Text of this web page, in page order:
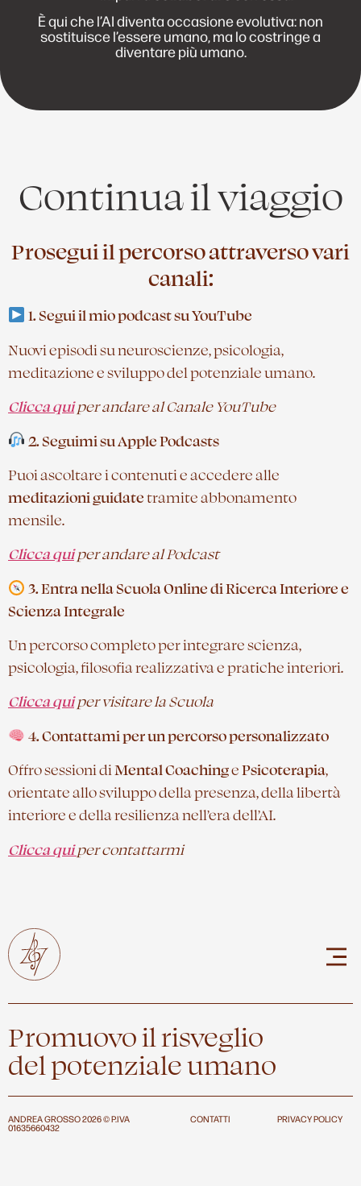
È qui che l’AI diventa occasione evolutiva: non
sostituisce l’essere umano, ma lo costringe a
diventare più umano.
Continua il viaggio
Prosegui il percorso attraverso vari
canali:
1. Segui il mio podcast su YouTube
Nuovi episodi su neuroscienze, psicologia,
meditazione e sviluppo del potenziale umano.
Clicca quiper andare al Canale YouTube
2. Seguimi su Apple Podcasts
Puoi ascoltare i contenuti e accedere alle
meditazioni guidatetramite abbonamento
mensile.
Clicca quiper andare al Podcast
3. Entra nella Scuola Online di Ricerca Interiore e
Scienza Integrale
Un percorso completo per integrare scienza,
psicologia, filosofia realizzativa e pratiche interiori.
Clicca quiper visitare la Scuola
4. Contattami per un percorso personalizzato
Offro sessioni diMental CoachingePsicoterapia,
orientate allo sviluppo della presenza, della libertà
interiore e della resilienza nell’era dell’AI.
Clicca qui per contattarmi
Promuovo il risveglio
del potenziale umano
ANDREA GROSSO 2026 © P.IVA
01635660432
CONTATTI PRIVACY POLICY